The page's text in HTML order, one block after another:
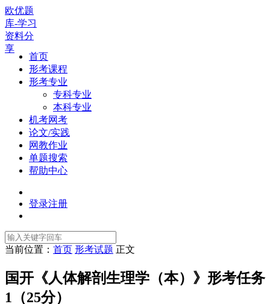
欧优题
库-学习
资料分
享
首页
形考课程
形考专业
专科专业
本科专业
机考网考
论文/实践
网教作业
单题搜索
帮助中心
登录注册
当前位置： 首页 形考试题 正文
国开《人体解剖生理学（本）》形考任务
1（25分）